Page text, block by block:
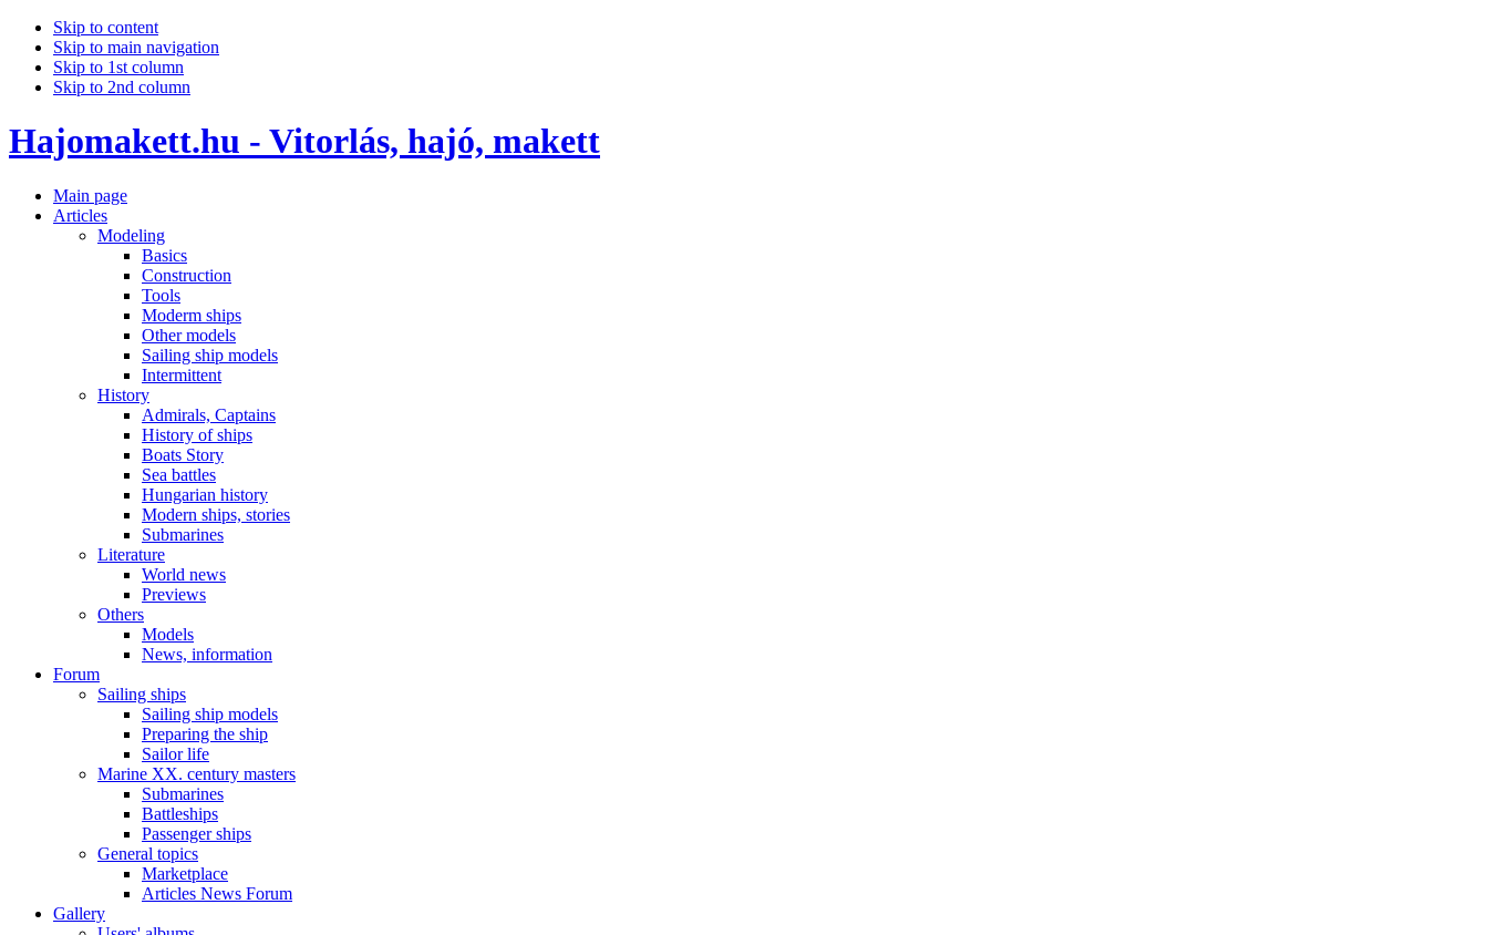
Skip to content
Skip to main navigation
Skip to 1st column
Skip to 2nd column
Hajomakett.hu - Vitorlás, hajó, makett
Main page
Articles
Modeling
Basics
Construction
Tools
Moderm ships
Other models
Sailing ship models
Intermittent
History
Admirals, Captains
History of ships
Boats Story
Sea battles
Hungarian history
Modern ships, stories
Submarines
Literature
World news
Previews
Others
Models
News, information
Forum
Sailing ships
Sailing ship models
Preparing the ship
Sailor life
Marine XX. century masters
Submarines
Battleships
Passenger ships
General topics
Marketplace
Articles News Forum
Gallery